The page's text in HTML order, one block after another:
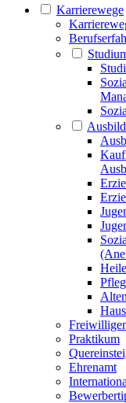
Karrierewege
Praktikum
Ehrenamt